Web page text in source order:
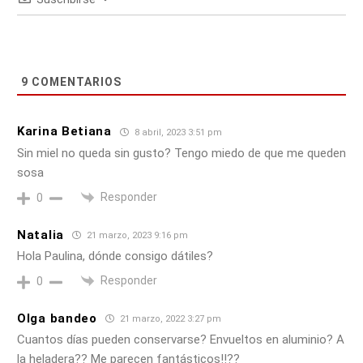
9 COMENTARIOS
Karina Betiana 8 abril, 2023 3:51 pm
Sin miel no queda sin gusto? Tengo miedo de que me queden
sosa
0 Responder
Natalia 21 marzo, 2023 9:16 pm
Hola Paulina, dónde consigo dátiles?
0 Responder
Olga bandeo 21 marzo, 2022 3:27 pm
Cuantos días pueden conservarse? Envueltos en aluminio? A
la heladera?? Me parecen fantásticos!!??